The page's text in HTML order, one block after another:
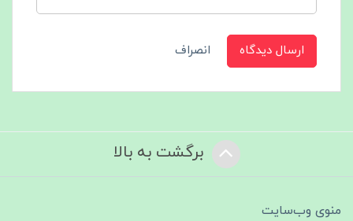
ارسال دیدگاه انصراف
برگشت به بالا
منوی وب‌سایت